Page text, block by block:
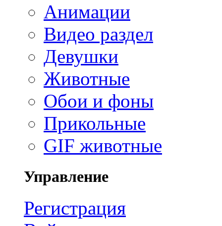
Анимации
Видео раздел
Девушки
Животные
Обои и фоны
Прикольные
GIF животные
Управление
Регистрация